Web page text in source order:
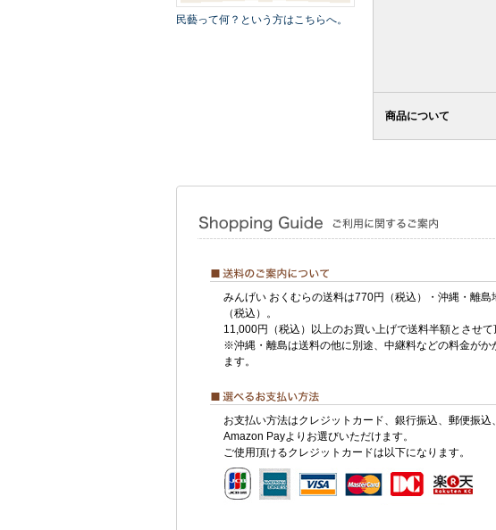
民藝って何？という方はこちらへ。
商品について
みんげい おくむらの送料は770円（税込）・沖縄・離島
（税込）。
11,000円（税込）以上のお買い上げで送料半額とさせて
※沖縄・離島は送料の他に別途、中継料などの料金がか
ます。
お支払い方法はクレジットカード、銀行振込、郵便振込、
Amazon Payよりお選びいただけます。
ご使用頂けるクレジットカードは以下になります。